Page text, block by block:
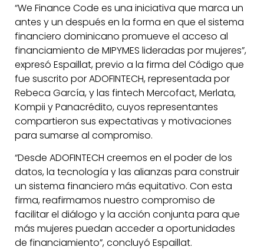
“We Finance Code es una iniciativa que marca un
antes y un después en la forma en que el sistema
financiero dominicano promueve el acceso al
financiamiento de MIPYMES lideradas por mujeres”,
expresó Espaillat, previo a la firma del Código que
fue suscrito por ADOFINTECH, representada por
Rebeca García, y las fintech Mercofact, Merlata,
Kompii y Panacrédito, cuyos representantes
compartieron sus expectativas y motivaciones
para sumarse al compromiso.
“Desde ADOFINTECH creemos en el poder de los
datos, la tecnología y las alianzas para construir
un sistema financiero más equitativo. Con esta
firma, reafirmamos nuestro compromiso de
facilitar el diálogo y la acción conjunta para que
más mujeres puedan acceder a oportunidades
de financiamiento”, concluyó Espaillat.